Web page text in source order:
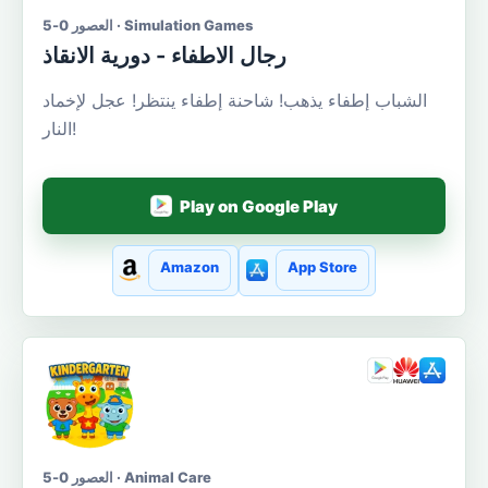
العصور 0-5 · Simulation Games
رجال الاطفاء - دورية الانقاذ
الشباب إطفاء يذهب! شاحنة إطفاء ينتظر! عجل لإخماد
النار!
Play on Google Play
Amazon App Store
العصور 0-5 · Animal Care